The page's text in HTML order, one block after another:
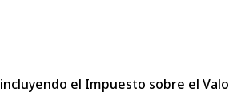
el Impuesto sobre el